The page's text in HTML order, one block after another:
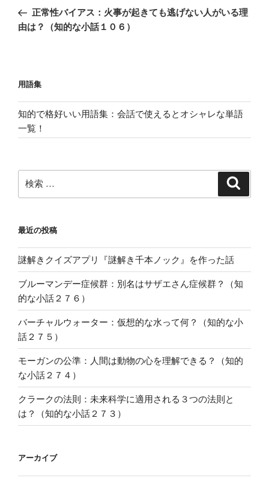
ナ
シ
ョ
ン
去
の
正常性バイアス：火事が起きても逃げない人がいる理
由は？（知的な小話１０６）
用語集
知的で格好いい用語集：会話で使えるとオシャレな単語
一覧！
索:
最近の投稿
謎解きクイズアプリ『謎解き千本ノック』を作った話
ブルーマンデー症候群：別名はサザエさん症候群？（知
的な小話２７６）
バーチャルウォーター：仮想的な水って何？（知的な小
話２７５）
モーガンの公準：人間は動物の心を理解できる？（知的
な小話２７４）
クラークの法則：未来科学に適用される３つの法則と
は？（知的な小話２７３）
アーカイブ